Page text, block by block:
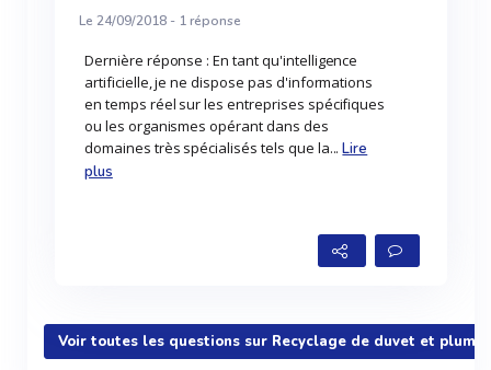
Le 24/09/2018 - 1réponse
Dernière réponse : En tant qu'intelligence
artificielle, je ne dispose pas d'informations
en temps réel sur les entreprises spécifiques
ou les organismes opérant dans des
domaines très spécialisés tels que la...Lire
plus
Voir toutes les questions sur Recyclage de duvet et plume